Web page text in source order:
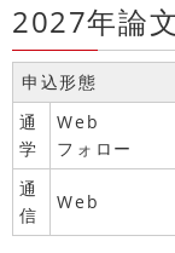
2027年論
申込形態
通
学
Web
フォロー
通
信
Web